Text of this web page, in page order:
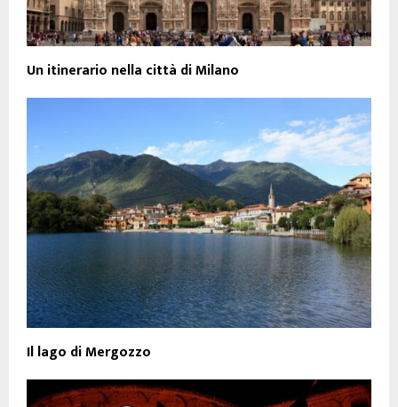
Un itinerario nella città di Milano
Il lago di Mergozzo